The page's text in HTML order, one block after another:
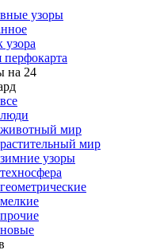
узоры
узора
перфокарта
на 24
все
люди
животный мир
растительный мир
зимние узоры
техносфера
геометрические
мелкие
прочие
новые